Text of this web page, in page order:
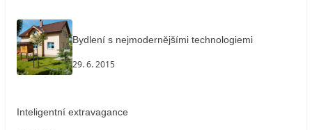
Bydlení s nejmodernějšími technologiemi
29. 6. 2015
Inteligentní extravagance